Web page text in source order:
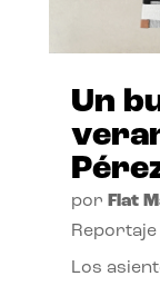
Un
por Flat
Reportaje
Los